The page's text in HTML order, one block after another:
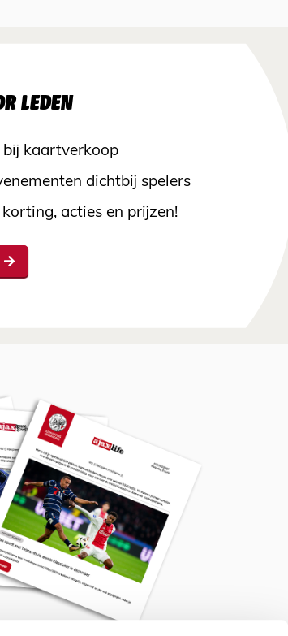
LEDEN
bij kaartverkoop
dichtbij spelers
korting, acties en prijzen!